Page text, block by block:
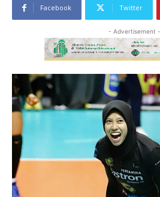
Facebook Twitter
- Advertisement -